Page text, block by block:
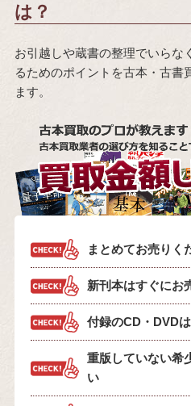
は？
お引越しや蔵書の整理でいらな
るためのポイントを古本・古書
ます。
まとめてお売りく
新刊本はすぐにお
付録のCD・DVD
重版していない希
い